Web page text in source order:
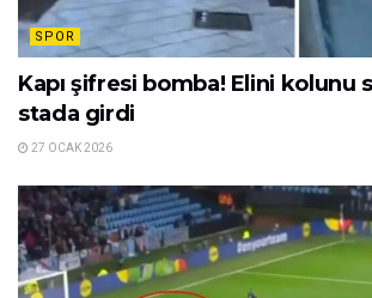
SPOR
Kapı şifresi bomba! Elini kolunu
stada girdi
27 OCAK 2026